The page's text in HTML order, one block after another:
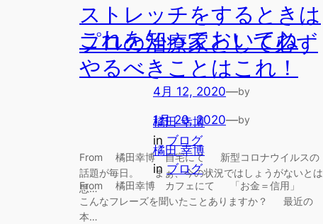
ストレッチをするときは
これを知っておいてね
4月 12, 2020—by
橘田 幸博
in ブログ
From 橘田幸博 自宅にて 新型コロナウイルスの
話題が毎日。 まぁ、今の状況ではしょうがないとは
思…
プロの治療家として必ず
やるべきことはこれ！
1月 20, 2020—by
橘田 幸博
in ブログ
From 橘田幸博 カフェにて 「お金＝信用」
こんなフレーズを聞いたことありますか？ 最近の
本…